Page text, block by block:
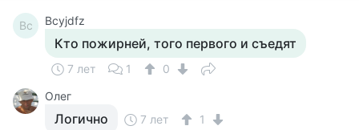
Bc Bcyjdfz
Кто пожирней, того первого и съедят
7 лет 1
0
Олег
Логично 7 лет 1